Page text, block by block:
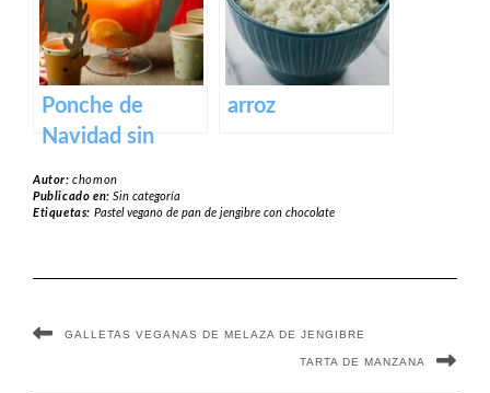
Ponche de
Navidad sin
arroz
Autor:chomon
Publicado en:Sin categoría
Etiquetas: Pastel vegano de pan de jengibre con chocolate
GALLETAS VEGANAS DE MELAZA DE JENGIBRE
TARTA DE MANZANA